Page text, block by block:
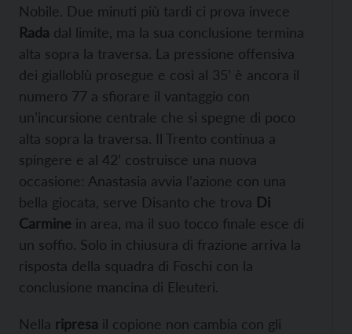
Nobile. Due minuti più tardi ci prova invece
Rada dal limite, ma la sua conclusione termina
alta sopra la traversa. La pressione offensiva
dei gialloblù prosegue e così al 35’ è ancora il
numero 77 a sfiorare il vantaggio con
un’incursione centrale che si spegne di poco
alta sopra la traversa. Il Trento continua a
spingere e al 42’ costruisce una nuova
occasione: Anastasia avvia l’azione con una
bella giocata, serve Disanto che trova Di
Carmine in area, ma il suo tocco finale esce di
un soffio. Solo in chiusura di frazione arriva la
risposta della squadra di Foschi con la
conclusione mancina di Eleuteri.
Nella ripresa il copione non cambia con gli